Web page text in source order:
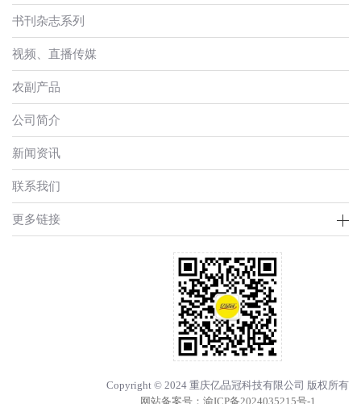
书刊杂志系列
视频、直播传媒
农副产品
公司简介
新闻资讯
联系我们
更多链接
Copyright © 2024 重庆亿品冠科技有限公司 版权所有
网站备案号： 渝ICP备2024035215号-1